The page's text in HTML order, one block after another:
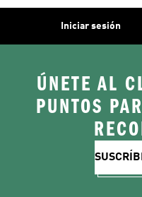
Iniciar sesión
ÚNETE AL
PUNTOS